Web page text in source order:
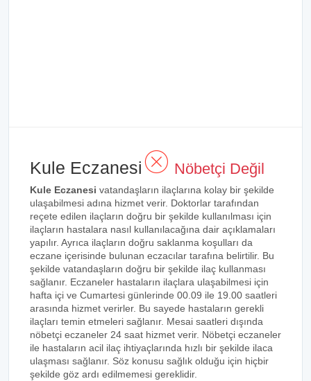
Kule Eczanesi Nöbetçi Değil
Kule Eczanesi vatandaşların ilaçlarına kolay bir şekilde
ulaşabilmesi adına hizmet verir. Doktorlar tarafından
reçete edilen ilaçların doğru bir şekilde kullanılması için
ilaçların hastalara nasıl kullanılacağına dair açıklamaları
yapılır. Ayrıca ilaçların doğru saklanma koşulları da
eczane içerisinde bulunan eczacılar tarafına belirtilir. Bu
şekilde vatandaşların doğru bir şekilde ilaç kullanması
sağlanır. Eczaneler hastaların ilaçlara ulaşabilmesi için
hafta içi ve Cumartesi günlerinde 00.09 ile 19.00 saatleri
arasında hizmet verirler. Bu sayede hastaların gerekli
ilaçları temin etmeleri sağlanır. Mesai saatleri dışında
nöbetçi eczaneler 24 saat hizmet verir. Nöbetçi eczaneler
ile hastaların acil ilaç ihtiyaçlarında hızlı bir şekilde ilaca
ulaşması sağlanır. Söz konusu sağlık olduğu için hiçbir
şekilde göz ardı edilmemesi gereklidir.